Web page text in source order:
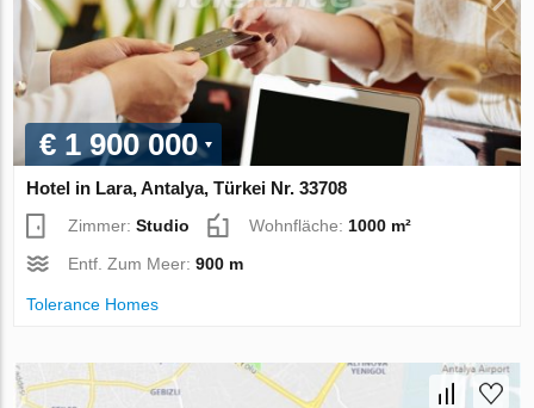
€ 1 900 000
Hotel in Lara, Antalya, Türkei Nr. 33708
Zimmer:Studio Wohnfläche: 1000 m²
Entf. Zum Meer:900 m
Tolerance Homes